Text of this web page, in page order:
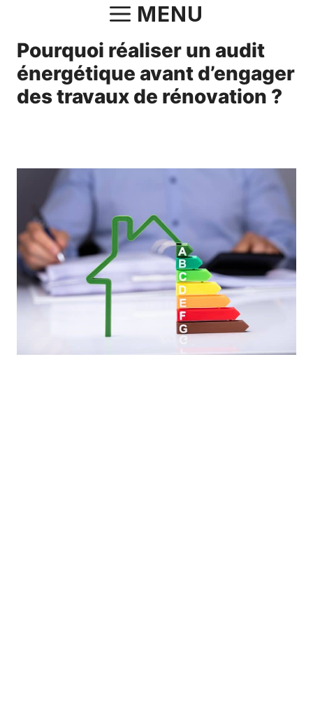
contenu
MENU
Pourquoi réaliser un audit
énergétique avant d’engager
des travaux de rénovation ?